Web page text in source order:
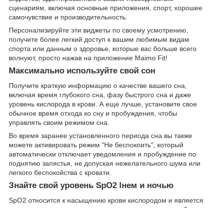
сценариям, включая основные приложения, спорт, хорошее
самочувствие и производительность.
Персонализируйте эти виджеты по своему усмотрению,
получите более легкий доступ к вашим любимым видам
спорта или данным о здоровье, которые вас больше всего
волнуют, просто нажав на приложение Maimo Fit!
Максимально используйте cвой сон
Получите краткую информацию о качестве вашего сна,
включая время глубокого сна, фазу быстрого сна и даже
уровень кислорода в крови. А еще лучше, установите свое
обычное время отхода ко сну и пробуждения, чтобы
управлять своим режимом сна.
Во время заранее установленного периода сна вы также
можете активировать режим "Не беспокоить", который
автоматически отключает уведомления и пробуждение по
поднятию запястья, не допуская нежелательного шума или
легкого беспокойства с кровати.
Знайте свой уровень SpO2 lнем и ночью
SpO2 относится к насыщению крови кислородом и является